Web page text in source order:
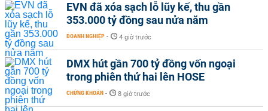
EVN đã xóa sạch lỗ lũy kế, thu gần
353.000 tỷ đồng sau nửa năm
DOANH NGHIỆP - 4 giờ trước
DMX hút gần 700 tỷ đồng vốn ngoại
trong phiên thứ hai lên HOSE
CHỨNG KHOÁN - 8 giờ trước